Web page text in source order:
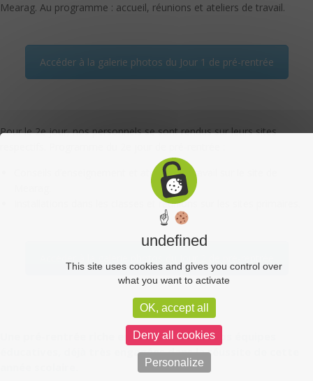
Mearag. Au programme : accueil, réunions et ateliers de travail.
Accéder à la galerie photos du Jour 1 de pré-rentrée
Pour le 2e jour, nos personnels se sont rendus sur leurs sites
Conseils d’enseignement et ateliers de travail sur le site de
Installations dans les classes et réunions sur les sites primaires.
Une pré-rentrée riche en échanges pour nos équipes
éducatives, déjà très engagées dans la réussite de cette
☝
undefined
This site uses cookies and gives you control over
what you want to activate
OK, accept all
Deny all cookies
Personalize